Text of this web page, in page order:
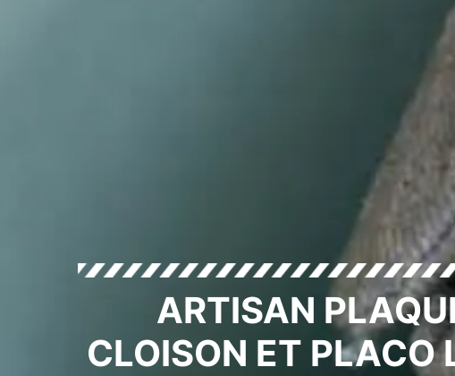
ARTISAN
CLOISON ET